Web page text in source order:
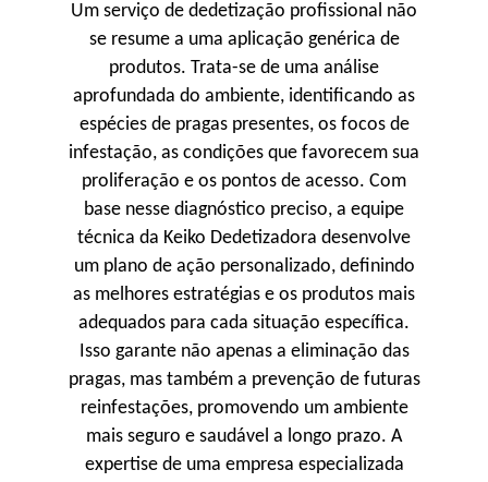
Um serviço de dedetização profissional não
se resume a uma aplicação genérica de
produtos. Trata-se de uma análise
aprofundada do ambiente, identificando as
espécies de pragas presentes, os focos de
infestação, as condições que favorecem sua
proliferação e os pontos de acesso. Com
base nesse diagnóstico preciso, a equipe
técnica da Keiko Dedetizadora desenvolve
um plano de ação personalizado, definindo
as melhores estratégias e os produtos mais
adequados para cada situação específica.
Isso garante não apenas a eliminação das
pragas, mas também a prevenção de futuras
reinfestações, promovendo um ambiente
mais seguro e saudável a longo prazo. A
expertise de uma empresa especializada